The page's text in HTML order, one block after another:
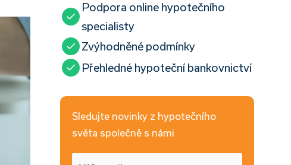
Podpora online hypotečního
specialisty
Zvýhodněné podmínky
Přehledné hypoteční bankovnictví
Sledujte novinky z hypotečního
světa společně s námi